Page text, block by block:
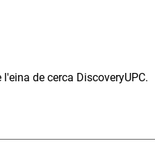
de cerca DiscoveryUPC.